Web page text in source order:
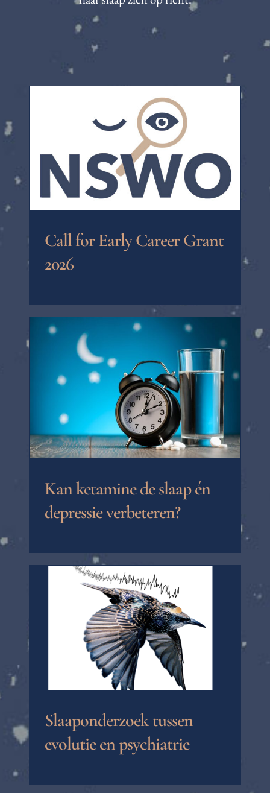
Call for Early Career Grant
2026
Kan ketamine de slaap én
depressie verbeteren?
Slaaponderzoek tussen
evolutie en psychiatrie